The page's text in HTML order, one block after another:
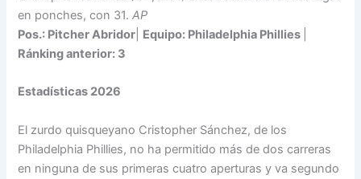
en ponches, con 31.AP
Pos.: Pitcher Abridor Equipo: Philadelphia Phillies
Ránking anterior: 3
Estadísticas 2026
El zurdo quisqueyano Cristopher Sánchez, de los
Philadelphia Phillies, no ha permitido más de dos carreras
en ninguna de sus primeras cuatro aperturas y va segundo